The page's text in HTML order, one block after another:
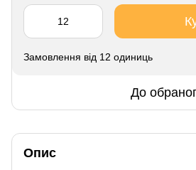
Замовлення від 12 одиниць
До
Опис